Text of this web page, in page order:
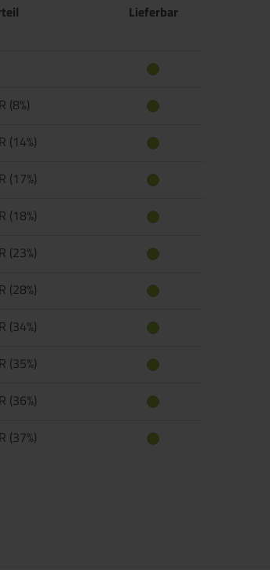
Lieferbar
(8%)
(14%)
(17%)
(18%)
(23%)
(28%)
(34%)
(35%)
(36%)
(37%)